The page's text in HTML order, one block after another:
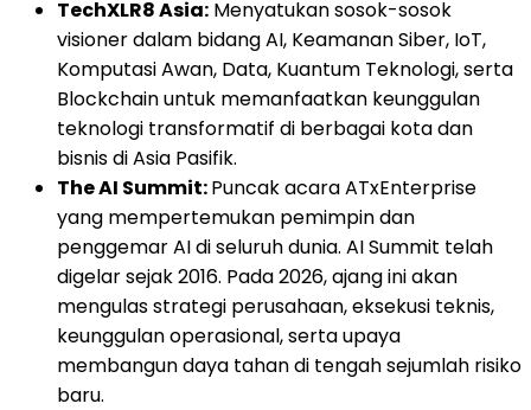
TechXLR8 Asia: Menyatukan sosok-sosok
visioner dalam bidang AI, Keamanan Siber, IoT,
Komputasi Awan, Data, Kuantum Teknologi, serta
Blockchain untuk memanfaatkan keunggulan
teknologi transformatif di berbagai kota dan
bisnis di Asia Pasifik.
The AI Summit:Puncak acara ATxEnterprise
yang mempertemukan pemimpin dan
penggemar AI di seluruh dunia. AI Summit telah
digelar sejak 2016. Pada 2026, ajang ini akan
mengulas strategi perusahaan, eksekusi teknis,
keunggulan operasional, serta upaya
membangun daya tahan di tengah sejumlah risiko
baru.